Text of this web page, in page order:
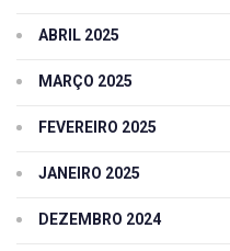
ABRIL 2025
MARÇO 2025
FEVEREIRO 2025
JANEIRO 2025
DEZEMBRO 2024